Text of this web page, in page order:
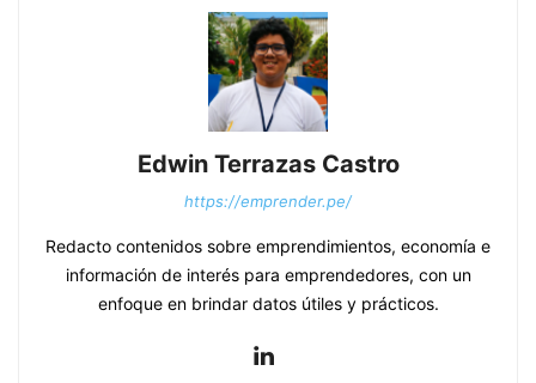
Edwin Terrazas Castro
https://emprender.pe/
Redacto contenidos sobre emprendimientos, economía e
información de interés para emprendedores, con un
enfoque en brindar datos útiles y prácticos.